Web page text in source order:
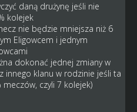
daną drużynę jeśli nie
kolejek
nie będzie mniejsza niż 6
Eligowcem i jednym
dokonać jednej zmiany w
innego klanu w rodzinie jeśli ta
meczów, czyli 7 kolejek)